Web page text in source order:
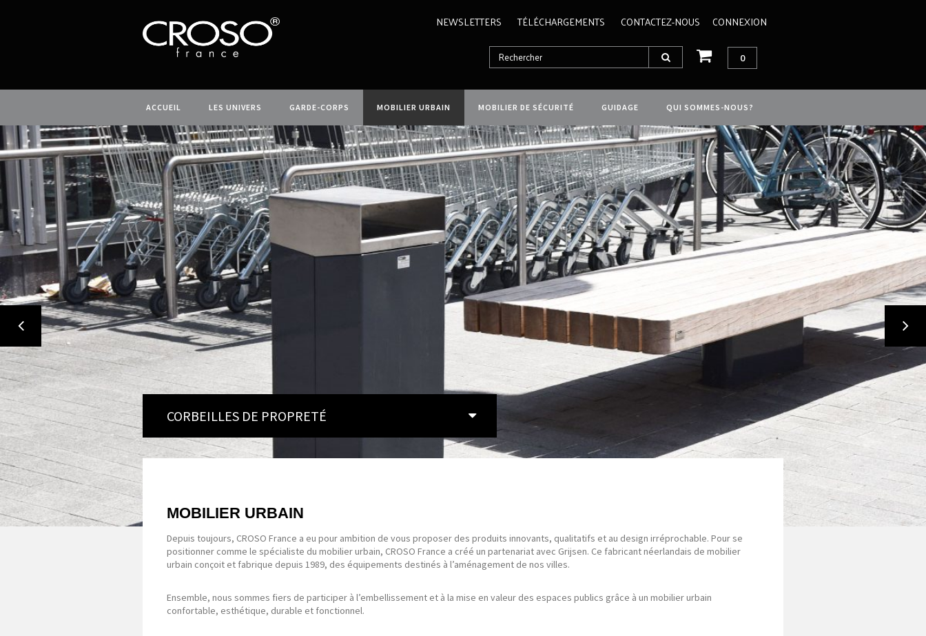
CONNEXION
NEWSLETTERS TÉLÉCHARGEMENTS CONTACTEZ-NOUS
0
ACCUEIL LES UNIVERS GARDE-CORPS MOBILIER URBAIN MOBILIER DE SÉCURITÉ GUIDAGE QUI SOMMES-NOUS?
CORBEILLES DE PROPRETÉ
MOBILIER URBAIN
Depuis toujours, CROSO France a eu pour ambition de vous proposer des produits innovants, qualitatifs et au design irréprochable. Pour se
positionner comme le spécialiste du mobilier urbain, CROSO France a créé un partenariat avec Grijsen. Ce fabricant néerlandais de mobilier
urbain conçoit et fabrique depuis 1989, des équipements destinés à l’aménagement de nos villes.
Ensemble, nous sommes fiers de participer à l’embellissement et à la mise en valeur des espaces publics grâce à un mobilier urbain
confortable, esthétique, durable et fonctionnel.